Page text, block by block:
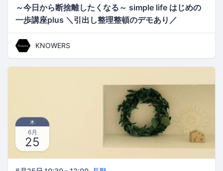
～今日から断捨離したくなる～ simple life はじめの
一歩講座plus ＼引出し整理整頓のデモあり／
vol.2(午後の部)
KNOWERS
木
6月
25